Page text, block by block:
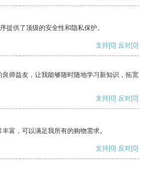
提供了顶级的安全性和隐私保护。
支持[0] 反对[0]
师益友，让我能够随时随地学习新知识，拓宽
支持[0] 反对[0]
富，可以满足我所有的购物需求。
支持[0] 反对[0]